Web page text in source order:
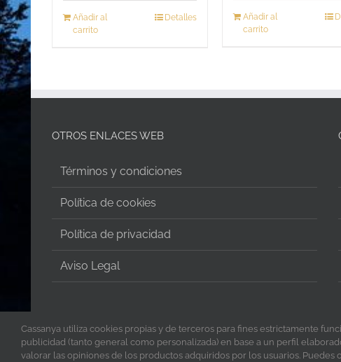
Añadir al
carrito
Detalles
Añadir al
carrito
OTROS ENLACES WEB
Términos y condiciones
Política de cookies
Política de privacidad
Aviso Legal
Cassanya utiliza cookies propias y de terceros para fines estrictamente
publicidad (tanto general como personalizada) en base a un perfil
valorar las opiniones de los productos adquiridos por los usuarios.